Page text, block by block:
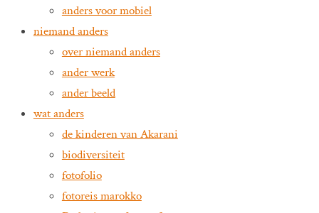
anders voor mobiel
niemand anders
over niemand anders
ander werk
ander beeld
wat anders
de kinderen van Akarani
biodiversiteit
fotofolio
fotoreis marokko